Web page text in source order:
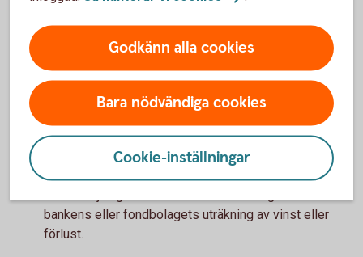
Fonder på fondkonto
Banken eller fondbolaget lämnar kontrolluppgifter om
utdelning, schablonintäkt och vinst eller förlust vid
försäljning. Uppgifterna är förifyllda i din
inkomstdeklaration.
Du kan göra en egen beräkning av vinst eller förlust
om du endast har fått uppgift om försäljningssumman
bankens eller fondbolagets uträkning av vinst eller
förlust.
Godkänn alla cookies
Bara nödvändiga cookies
Cookie-inställningar